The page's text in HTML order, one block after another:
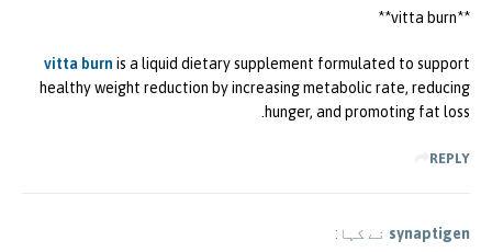
**vitta burn**
vitta burn is a liquid dietary supplement formulated to support
healthy weight reduction by increasing metabolic rate, reducing
hunger, and promoting fat loss.
REPLY
synaptigen نے کہا: